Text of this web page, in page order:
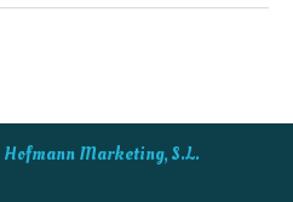
Hofmann Marketing, S.L.